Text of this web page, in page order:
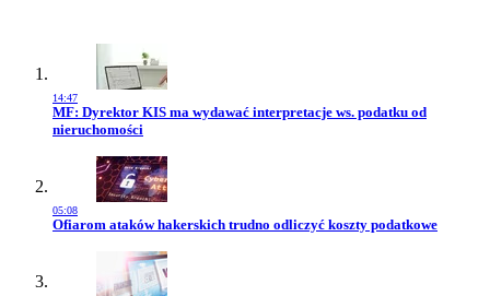
14:47
Przejdź do artykułu:
MF: Dyrektor KIS ma wydawać interpretacje ws. podatku od
nieruchomości
05:08
Przejdź do artykułu:
Ofiarom ataków hakerskich trudno odliczyć koszty podatkowe